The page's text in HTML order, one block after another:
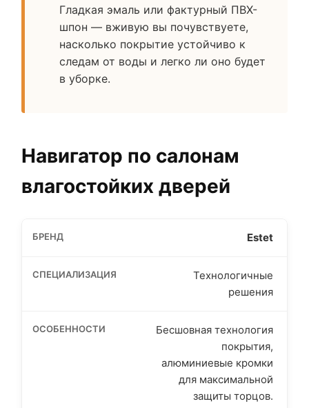
Гладкая эмаль или фактурный ПВХ-
шпон — вживую вы почувствуете,
насколько покрытие устойчиво к
следам от воды и легко ли оно будет
в уборке.
Навигатор по салонам
влагостойких дверей
Estet
Технологичные
решения
Бесшовная технология
покрытия,
алюминиевые кромки
для максимальной
защиты торцов.